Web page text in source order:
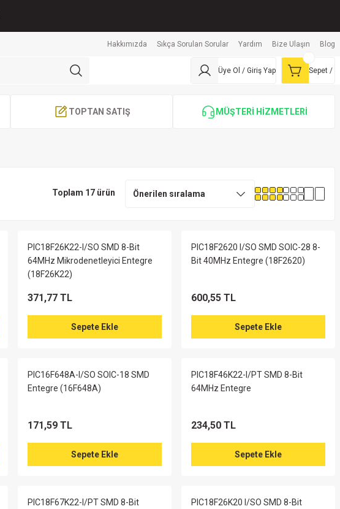
Hakkımızda Sıkça Sorulan Sorular Yardım Bize Ulaşın Blog
Üye Ol / Giriş Yap Sepet /
TOPTAN SATIŞ MÜŞTERİ HİZMETLERİ
Toplam 17 ürün
PIC18F26K22-I/SO SMD 8-Bit
64MHz Mikrodenetleyici Entegre
(18F26K22)
371,77 TL
Sepete Ekle
PIC18F2620 I/SO SMD SOIC-28 8-
Bit 40MHz Entegre (18F2620)
600,55 TL
Sepete Ekle
PIC16F648A-I/SO SOIC-18 SMD
Entegre (16F648A)
171,59 TL
Sepete Ekle
PIC18F46K22-I/PT SMD 8-Bit
64MHz Entegre
234,50 TL
Sepete Ekle
PIC18F67K22-I/PT SMD 8-Bit
PIC18F26K20 I/SO SMD 8-Bit